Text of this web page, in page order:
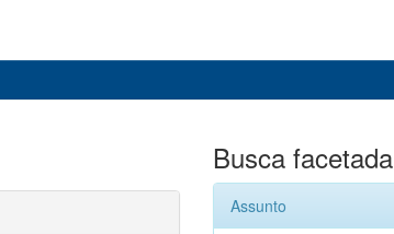
Busca facetada
Assunto